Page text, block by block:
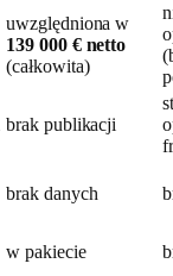
uwzględniona w
139 000 € netto
(całkowita)
brak publikacji
brak danych
w pakiecie